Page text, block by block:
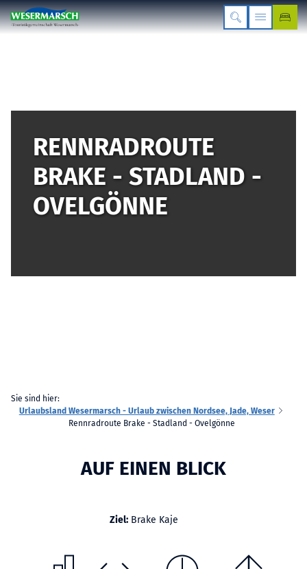
RENNRADROUTE
BRAKE - STADLAND -
OVELGÖNNE
Sie sind hier:
Urlaubsland Wesermarsch - Urlaub zwischen Nordsee, Jade, Weser
Rennradroute Brake - Stadland - Ovelgönne
AUF EINEN BLICK
Ziel:Brake Kaje